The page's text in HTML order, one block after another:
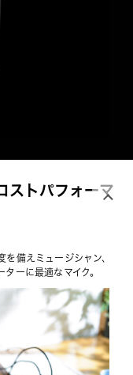
ストパフォーマ
備えミュージシャン、
ーに最適なマイク。